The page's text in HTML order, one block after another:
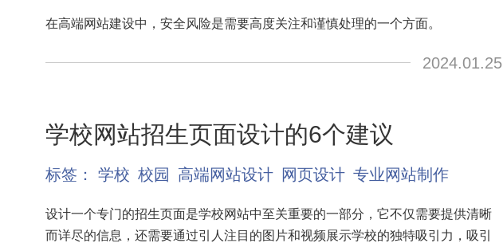
在高端网站建设中，安全风险是需要高度关注和谨慎处理的一个方面。
2024.01.25
学校网站招生页面设计的6个建议
标签： 学校 校园 高端网站设计 网页设计 专业网站制作
设计一个专门的招生页面是学校网站中至关重要的一部分，它不仅需要提供清晰
而详尽的信息，还需要通过引人注目的图片和视频展示学校的独特吸引力，吸引